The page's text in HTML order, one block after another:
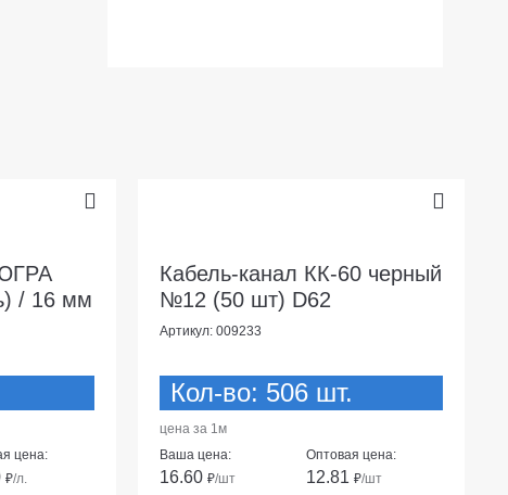
/ 16 мм
цена:
₽/л.
Кабель-канал КК-60 черный
№12 (50 шт) D62
Артикул: 009233
Кол-во: 506 шт.
цена за 1м
Ваша цена:
16.60 ₽/шт
Оптовая цена:
12.81₽/шт